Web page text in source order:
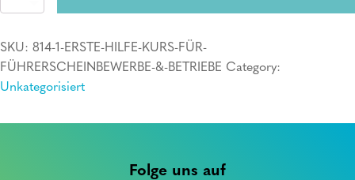
SKU: 814-1-ERSTE-HILFE-KURS-FÜR-
FÜHRERSCHEINBEWERBE-&-BETRIEBE Category:
Unkategorisiert
Folge uns auf